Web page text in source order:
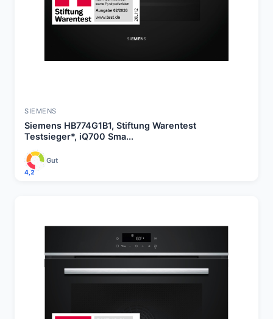
SIEMENS
Siemens HB774G1B1, Stiftung Warentest
Testsieger*, iQ700 Sma...
4,2
Gut